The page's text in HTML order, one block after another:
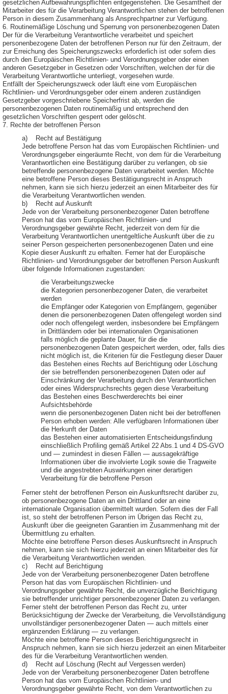
gesetzlichen Aufbewahrungspflichten entgegenstehen. Die Gesamtheit der
Mitarbeiter des für die Verarbeitung Verantwortlichen stehen der betroffenen
Person in diesem Zusammenhang als Ansprechpartner zur Verfügung.
6. Routinemäßige Löschung und Sperrung von personenbezogenen Daten
Der für die Verarbeitung Verantwortliche verarbeitet und speichert
personenbezogene Daten der betroffenen Person nur für den Zeitraum, der
zur Erreichung des Speicherungszwecks erforderlich ist oder sofern dies
durch den Europäischen Richtlinien- und Verordnungsgeber oder einen
anderen Gesetzgeber in Gesetzen oder Vorschriften, welchen der für die
Verarbeitung Verantwortliche unterliegt, vorgesehen wurde.
Entfällt der Speicherungszweck oder läuft eine vom Europäischen
Richtlinien- und Verordnungsgeber oder einem anderen zuständigen
Gesetzgeber vorgeschriebene Speicherfrist ab, werden die
personenbezogenen Daten routinemäßig und entsprechend den
gesetzlichen Vorschriften gesperrt oder gelöscht.
7. Rechte der betroffenen Person
a) Recht auf Bestätigung
Jede betroffene Person hat das vom Europäischen Richtlinien- und
Verordnungsgeber eingeräumte Recht, von dem für die Verarbeitung
Verantwortlichen eine Bestätigung darüber zu verlangen, ob sie
betreffende personenbezogene Daten verarbeitet werden. Möchte
eine betroffene Person dieses Bestätigungsrecht in Anspruch
nehmen, kann sie sich hierzu jederzeit an einen Mitarbeiter des für
die Verarbeitung Verantwortlichen wenden.
b) Recht auf Auskunft
Jede von der Verarbeitung personenbezogener Daten betroffene
Person hat das vom Europäischen Richtlinien- und
Verordnungsgeber gewährte Recht, jederzeit von dem für die
Verarbeitung Verantwortlichen unentgeltliche Auskunft über die zu
seiner Person gespeicherten personenbezogenen Daten und eine
Kopie dieser Auskunft zu erhalten. Ferner hat der Europäische
Richtlinien- und Verordnungsgeber der betroffenen Person Auskunft
über folgende Informationen zugestanden:
die Verarbeitungszwecke
die Kategorien personenbezogener Daten, die verarbeitet
werden
die Empfänger oder Kategorien von Empfängern, gegenüber
denen die personenbezogenen Daten offengelegt worden sind
oder noch offengelegt werden, insbesondere bei Empfängern
in Drittländern oder bei internationalen Organisationen
falls möglich die geplante Dauer, für die die
personenbezogenen Daten gespeichert werden, oder, falls dies
nicht möglich ist, die Kriterien für die Festlegung dieser Dauer
das Bestehen eines Rechts auf Berichtigung oder Löschung
der sie betreffenden personenbezogenen Daten oder auf
Einschränkung der Verarbeitung durch den Verantwortlichen
oder eines Widerspruchsrechts gegen diese Verarbeitung
das Bestehen eines Beschwerderechts bei einer
Aufsichtsbehörde
wenn die personenbezogenen Daten nicht bei der betroffenen
Person erhoben werden: Alle verfügbaren Informationen über
die Herkunft der Daten
das Bestehen einer automatisierten Entscheidungsfindung
einschließlich Profiling gemäß Artikel 22 Abs.1 und 4 DS-GVO
und — zumindest in diesen Fällen — aussagekräftige
Informationen über die involvierte Logik sowie die Tragweite
und die angestrebten Auswirkungen einer derartigen
Verarbeitung für die betroffene Person
Ferner steht der betroffenen Person ein Auskunftsrecht darüber zu,
ob personenbezogene Daten an ein Drittland oder an eine
internationale Organisation übermittelt wurden. Sofern dies der Fall
ist, so steht der betroffenen Person im Übrigen das Recht zu,
Auskunft über die geeigneten Garantien im Zusammenhang mit der
Übermittlung zu erhalten.
Möchte eine betroffene Person dieses Auskunftsrecht in Anspruch
nehmen, kann sie sich hierzu jederzeit an einen Mitarbeiter des für
die Verarbeitung Verantwortlichen wenden.
c) Recht auf Berichtigung
Jede von der Verarbeitung personenbezogener Daten betroffene
Person hat das vom Europäischen Richtlinien- und
Verordnungsgeber gewährte Recht, die unverzügliche Berichtigung
sie betreffender unrichtiger personenbezogener Daten zu verlangen.
Ferner steht der betroffenen Person das Recht zu, unter
Berücksichtigung der Zwecke der Verarbeitung, die Vervollständigung
unvollständiger personenbezogener Daten — auch mittels einer
ergänzenden Erklärung — zu verlangen.
Möchte eine betroffene Person dieses Berichtigungsrecht in
Anspruch nehmen, kann sie sich hierzu jederzeit an einen Mitarbeiter
des für die Verarbeitung Verantwortlichen wenden.
d) Recht auf Löschung (Recht auf Vergessen werden)
Jede von der Verarbeitung personenbezogener Daten betroffene
Person hat das vom Europäischen Richtlinien- und
Verordnungsgeber gewährte Recht, von dem Verantwortlichen zu